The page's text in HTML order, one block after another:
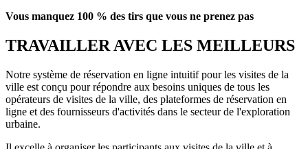
Vous manquez 100 % des tirs que vous ne prenez pas
TRAVAILLER AVEC LES MEILLEURS
Notre système de réservation en ligne intuitif pour les visites de la
ville est conçu pour répondre aux besoins uniques de tous les
opérateurs de visites de la ville, des plateformes de réservation en
ligne et des fournisseurs d'activités dans le secteur de l'exploration
urbaine.